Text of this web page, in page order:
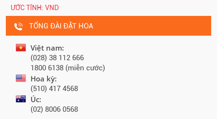
ƯỚC TÍNH: VND
TỔNG ĐÀI ĐẶT HOA
Việt nam:
(028) 38 112 666
1800 6138 (miễn cước)
Hoa kỳ:
(510) 417 4568
Úc:
(02) 8006 0568